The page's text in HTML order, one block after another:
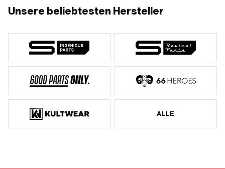
Unsere beliebtesten Hersteller
ALLE